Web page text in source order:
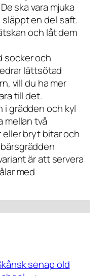
ska vara mjuka
en del saft.
och låt dem
socker och
lättsötad
vill du ha mer
till det.
i grädden och kyl
mellan två
bryt bitar och
är att servera
med
senap old